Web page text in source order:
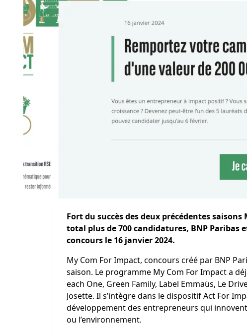
Fort du succès des deux précédentes
total plus de 700 candidatures, BNP Paribas
concours le 16 janvier 2024.
My Com For Impact, concours créé par BNP
saison. Le programme My Com For Impact a
each One, Green Family, Label Emmaüs, Le
Josette. Il s’intègre dans le dispositif Act For
développement des entrepreneurs qui
ou l’environnement.